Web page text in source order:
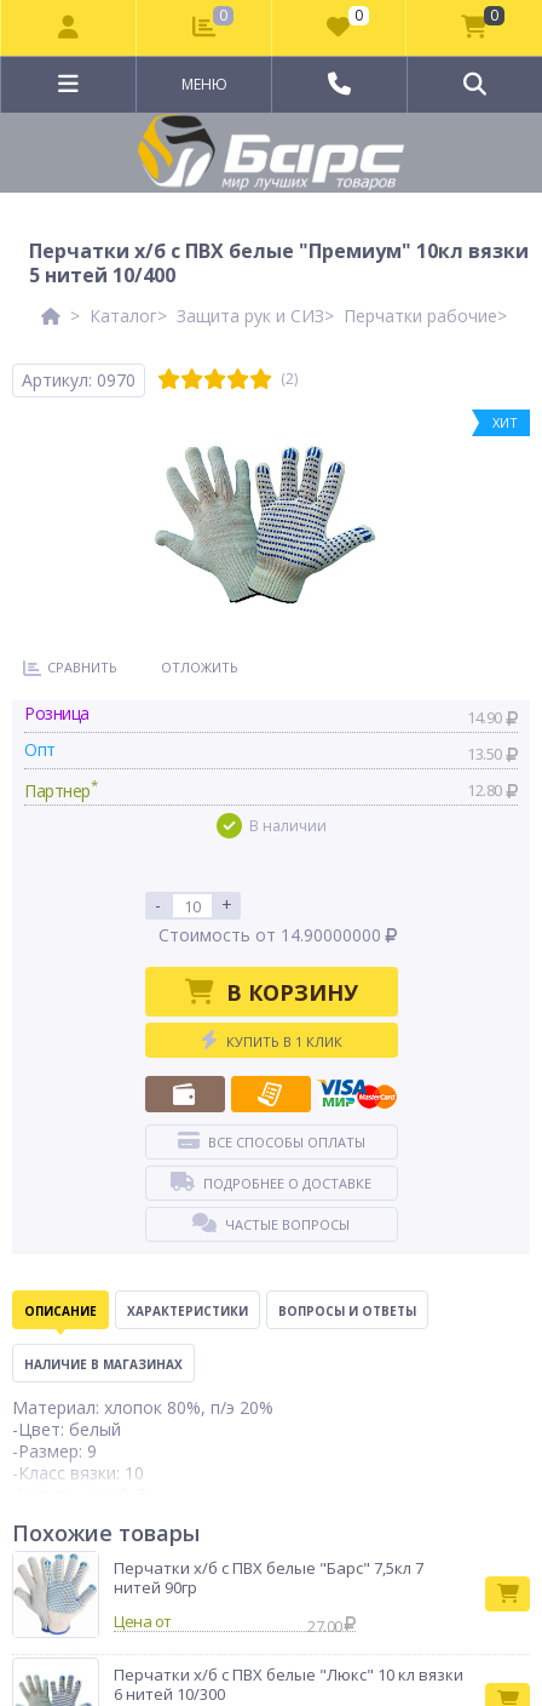
МЕНЮ
Перчатки х/б с ПВХ белые "Премиум" 10кл вязки
5 нитей 10/400
Каталог Защита рук и СИЗ Перчатки рабочие
Артикул: 0970 (2)
ХИТ
СРАВНИТЬ ОТЛОЖИТЬ
Розница 14.90
Опт 13.50
Партнер* 12.80
В наличии
-
+
Стоимость от 14.90000000
В КОРЗИНУ
КУПИТЬ В 1 КЛИК
ВСЕ СПОСОБЫ ОПЛАТЫ
ПОДРОБНЕЕ О ДОСТАВКЕ
ЧАСТЫЕ ВОПРОСЫ
ОПИСАНИЕ ХАРАКТЕРИСТИКИ ВОПРОСЫ И ОТВЕТЫ
НАЛИЧИЕ В МАГАЗИНАХ
Материал: хлопок 80%, п/э 20%
-Цвет: белый
-Размер: 9
-Класс вязки: 10
-Оверлок: цветной п/э
В упаковке: 400
Объем:0,12 м3
Вес мешка: 18,4 кг
Похожие товары
Перчатки х/б с ПВХ белые "Барс" 7,5кл 7
нитей 90гр
Цена от
27.00
Перчатки х/б с ПВХ белые "Люкс" 10 кл вязки
6 нитей 10/300
0 0 0